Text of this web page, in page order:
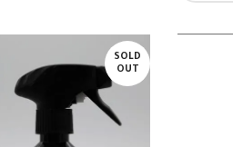
SOLD
OUT